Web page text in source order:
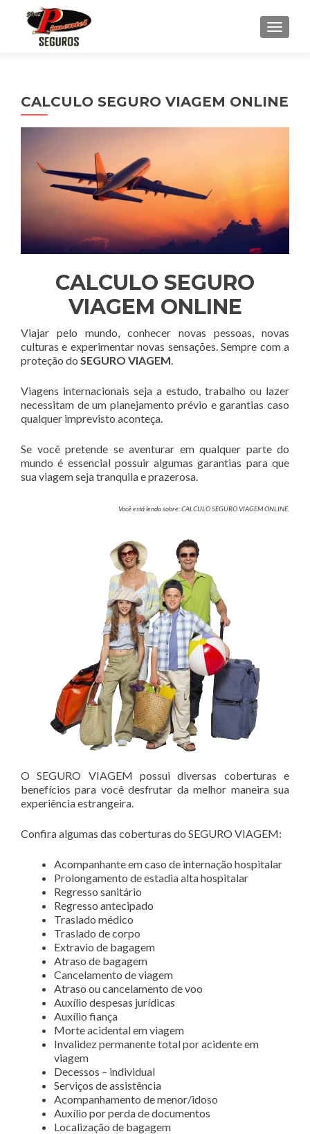
CALCULO SEGURO VIAGEM ONLINE
CALCULO SEGURO
VIAGEM ONLINE
Viajar pelo mundo, conhecer novas pessoas, novas
culturas e experimentar novas sensações. Sempre com a
proteção do SEGURO VIAGEM
Viagens internacionais seja a estudo, trabalho ou lazer
necessitam de um planejamento prévio e garantias caso
qualquer imprevisto aconteça.
Se você pretende se aventurar em qualquer parte do
mundo é essencial possuir algumas garantias para que
sua viagem seja tranquila e prazerosa.
Você está lendo sobre: CALCULO SEGURO VIAGEM ONLINE.
O SEGURO VIAGEM possui diversas coberturas e
benefícios para você desfrutar da melhor maneira sua
experiência estrangeira.
Confira algumas das coberturas do SEGURO VIAGEM:
Acompanhante em caso de internação hospitalar
Prolongamento de estadia alta hospitalar
Regresso sanitário
Regresso antecipado
Traslado médico
Traslado de corpo
Extravio de bagagem
Atraso de bagagem
Cancelamento de viagem
Atraso ou cancelamento de voo
Auxílio despesas jurídicas
Auxílio fiança
Morte acidental em viagem
Invalidez permanente total por acidente em
viagem
Decessos – individual
Serviços de assistência
Acompanhamento de menor/idoso
Auxílio por perda de documentos
Localização de bagagem